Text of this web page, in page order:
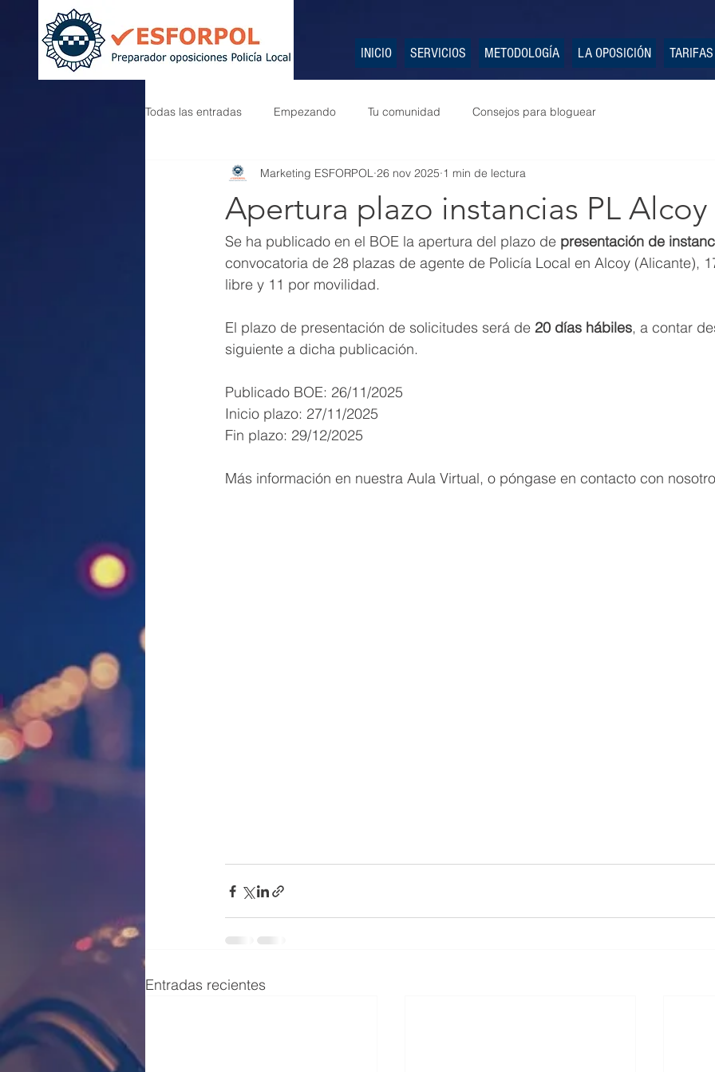
INICIO SERVICIOS METODOLOGÍA LA OPOSICIÓN TARIFAS
Todas las entradas Empezando Tu comunidad Consejos para bloguear
Apertura plazo instancias PL Alcoy
Marketing ESFORPOL 26 nov 2025 1 min de lectura
Se ha publicado en el BOE la apertura del plazo de presentación de
convocatoria de 28 plazas de agente de Policía Local en Alcoy (Alicante),
libre y 11 por movilidad.
El plazo de presentación de solicitudes será de 20 días hábiles, a contar
siguiente a dicha publicación.
Publicado BOE: 26/11/2025
Inicio plazo: 27/11/2025
Fin plazo: 29/12/2025
Más información en nuestra Aula Virtual, o póngase en contacto con
Entradas recientes